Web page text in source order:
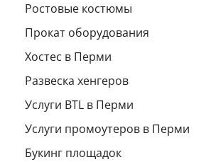
Ростовые костюмы
Прокат оборудования
Хостес в Перми
Развеска хенгеров
Услуги BTL в Перми
Услуги промоутеров в Перми
Букинг площадок